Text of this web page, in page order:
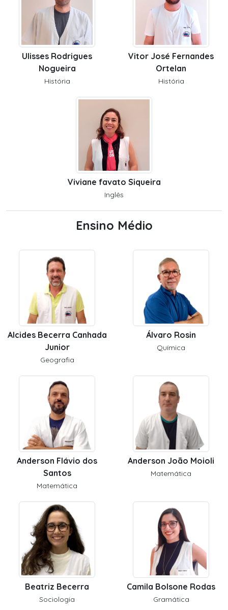
Ulisses Rodrigues
Nogueira
História
Vitor José Fernandes
Ortelan
História
Viviane favato Siqueira
Inglês
Ensino Médio
Alcides Becerra Canhada
Junior
Geografia
Álvaro Rosin
Química
Anderson Flávio dos
Santos
Matemática
Anderson João Moioli
Matemática
Beatriz Becerra
Sociologia
Camila Bolsone Rodas
Gramática